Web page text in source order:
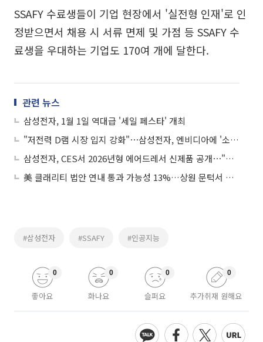
SSAFY 수료생들이 기업 현장에서 '실전형 인재'로 인
정받으면서 채용 시 서류 면제 및 가점 등 SSAFY 수
료생을 우대하는 기업도 170여 개에 달한다.
관련 뉴스
삼성전자, 1월 1일 역대급 '세일 페스타' 개최
"저전력 D램 시장 입지 강화"⋯삼성전자, 엔비디아에 '소캠2' 샘플 공급
삼성전자, CES서 2026년형 에어드레서 신제품 공개⋯"주름 케어 강화"
美 클래리티 법안 연내 통과 가능성 13%…상원 문턱서 제동
#삼성전자 #SSAFY #인공지능
좋아요
0
화나요
0
슬퍼요
0
추가취재 원해요
0